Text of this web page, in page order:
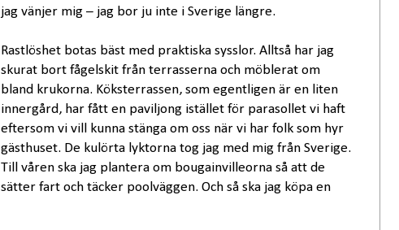
jag vänjer mig – jag bor ju inte i Sverige längre.
Rastlöshet botas bäst med praktiska sysslor. Alltså har jag
skurat bort fågelskit från terrasserna och möblerat om
bland krukorna. Köksterrassen, som egentligen är en liten
innergård, har fått en paviljong istället för parasollet vi haft
eftersom vi vill kunna stänga om oss när vi har folk som hyr
gästhuset. De kulörta lyktorna tog jag med mig från Sverige.
Till våren ska jag plantera om bougainvilleorna så att de
sätter fart och täcker poolväggen. Och så ska jag köpa en